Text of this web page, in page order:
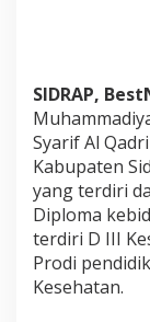
SIDRAP,
Syarif Al
Kabupaten
yang terdiri
Diploma
terdiri D III
Prodi
Kesehatan.